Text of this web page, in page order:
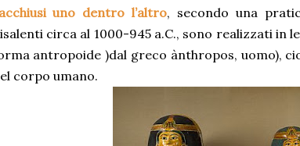
uno dentro l’altro, secondo una
circa al 1000-945 a.C., sono realizzati in
antropoide )dal greco ànthropos, uomo),
corpo umano.